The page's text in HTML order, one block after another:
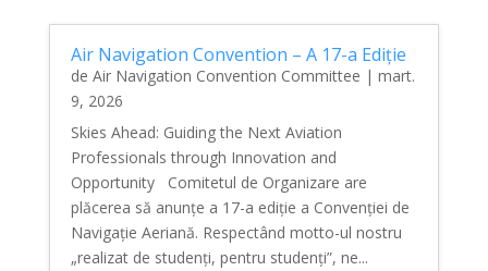
Air Navigation Convention – A 17-a Ediție
de Air Navigation Convention Committee | mart.
9, 2026
Skies Ahead: Guiding the Next Aviation
Professionals through Innovation and
Opportunity Comitetul de Organizare are
plăcerea să anunțe a 17-a ediție a Convenției de
Navigație Aeriană. Respectând motto-ul nostru
„realizat de studenți, pentru studenți”, ne...